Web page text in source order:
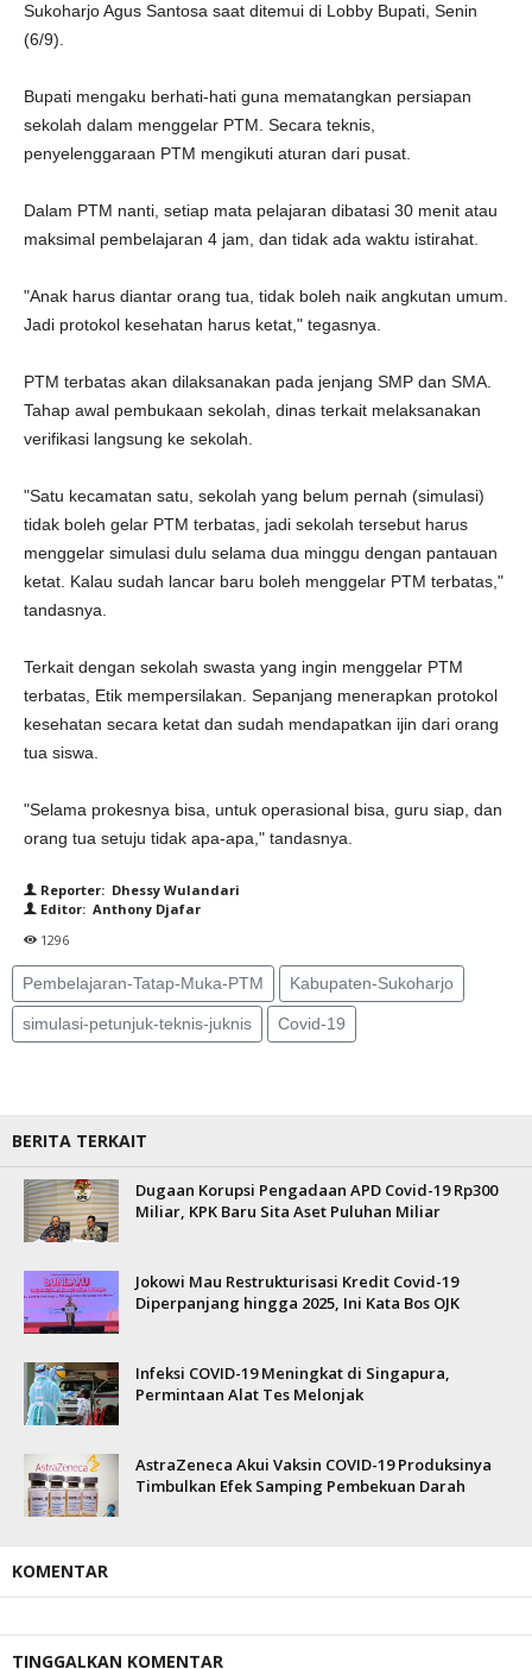
Sukoharjo Agus Santosa saat ditemui di Lobby Bupati, Senin
(6/9).
Bupati mengaku berhati-hati guna mematangkan persiapan
sekolah dalam menggelar PTM. Secara teknis,
penyelenggaraan PTM mengikuti aturan dari pusat.
Dalam PTM nanti, setiap mata pelajaran dibatasi 30 menit atau
maksimal pembelajaran 4 jam, dan tidak ada waktu istirahat.
"Anak harus diantar orang tua, tidak boleh naik angkutan umum.
Jadi protokol kesehatan harus ketat," tegasnya.
PTM terbatas akan dilaksanakan pada jenjang SMP dan SMA.
Tahap awal pembukaan sekolah, dinas terkait melaksanakan
verifikasi langsung ke sekolah.
"Satu kecamatan satu, sekolah yang belum pernah (simulasi)
tidak boleh gelar PTM terbatas, jadi sekolah tersebut harus
menggelar simulasi dulu selama dua minggu dengan pantauan
ketat. Kalau sudah lancar baru boleh menggelar PTM terbatas,"
tandasnya.
Terkait dengan sekolah swasta yang ingin menggelar PTM
terbatas, Etik mempersilakan. Sepanjang menerapkan protokol
kesehatan secara ketat dan sudah mendapatkan ijin dari orang
tua siswa.
"Selama prokesnya bisa, untuk operasional bisa, guru siap, dan
orang tua setuju tidak apa-apa," tandasnya.
Reporter: Dhessy Wulandari
Editor: Anthony Djafar
1296
Pembelajaran-Tatap-Muka-PTM Kabupaten-Sukoharjo
simulasi-petunjuk-teknis-juknis Covid-19
BERITA TERKAIT
Dugaan Korupsi Pengadaan APD Covid-19 Rp300
Miliar, KPK Baru Sita Aset Puluhan Miliar
Jokowi Mau Restrukturisasi Kredit Covid-19
Diperpanjang hingga 2025, Ini Kata Bos OJK
Infeksi COVID-19 Meningkat di Singapura,
Permintaan Alat Tes Melonjak
AstraZeneca Akui Vaksin COVID-19 Produksinya
Timbulkan Efek Samping Pembekuan Darah
KOMENTAR
TINGGALKAN KOMENTAR